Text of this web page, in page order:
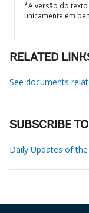
*A versão do texto
unicamente em
RELATED
See documents
SUBSCRIBE
Daily Updates of